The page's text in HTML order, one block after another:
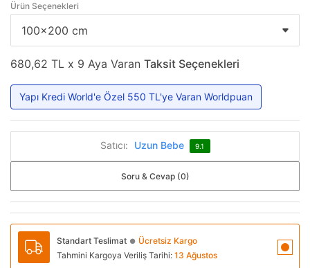
Ürün Seçenekleri
680,62 TL x 9 Aya Varan Taksit Seçenekleri
Yapı Kredi World'e Özel 550 TL'ye Varan Worldpuan
Satıcı: Uzun Bebe 9.1
Soru & Cevap (0)
Standart Teslimat ● Ücretsiz Kargo
Tahmini Kargoya Veriliş Tarihi: 13 Ağustos